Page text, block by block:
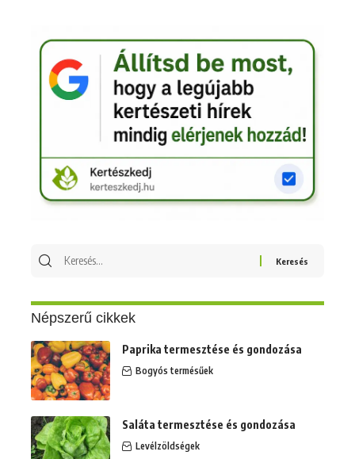
Keresés
Népszerű cikkek
Paprika termesztése és gondozása
Bogyós termésűek
Saláta termesztése és gondozása
Levélzöldségek